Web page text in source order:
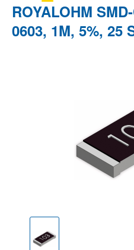
ROYALOHM
0603, 1M, 5%, 25